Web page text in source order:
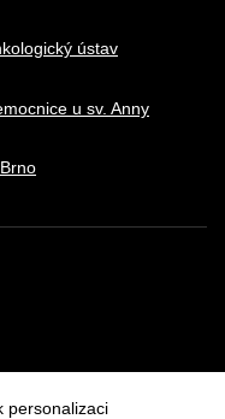
ústav
u sv. Anny
personalizaci